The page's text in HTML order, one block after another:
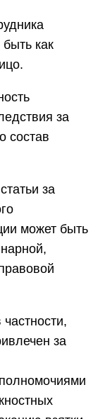
как
за
состав
за
может быть
за